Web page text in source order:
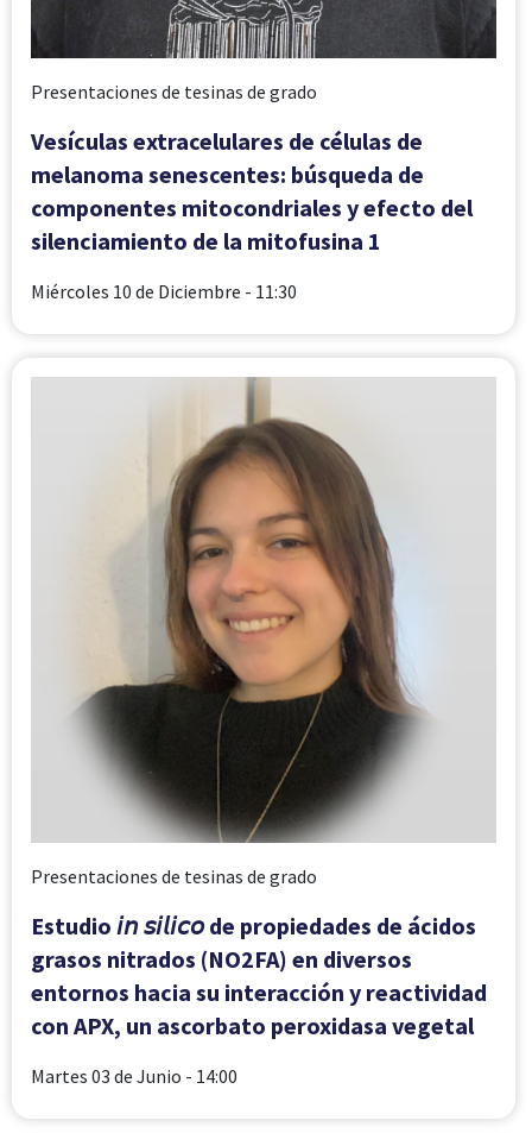
Presentaciones de tesinas de grado
Vesículas extracelulares de células de
melanoma senescentes: búsqueda de
componentes mitocondriales y efecto del
silenciamiento de la mitofusina 1
Miércoles 10 de Diciembre - 11:30
Presentaciones de tesinas de grado
Estudio 𝘪𝘯 𝘴𝘪𝘭𝘪𝘤𝘰 de propiedades de ácidos
grasos nitrados (NO2FA) en diversos
entornos hacia su interacción y reactividad
con APX, un ascorbato peroxidasa vegetal
Martes 03 de Junio - 14:00